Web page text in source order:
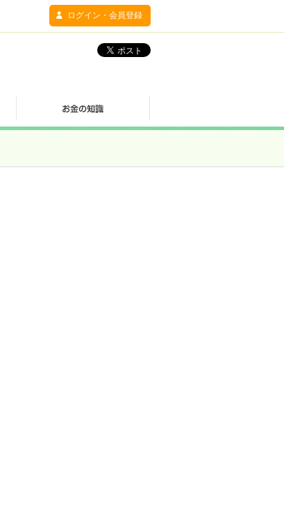
ログイン・会員登録